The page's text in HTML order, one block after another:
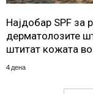
Најдобар SPF за
дерматолозите
штитат кожата
4 дена